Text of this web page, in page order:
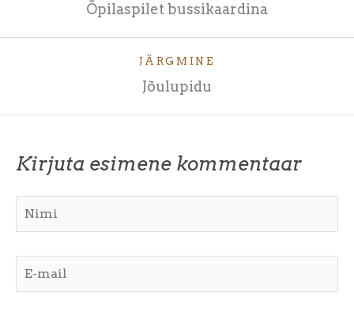
Õpilaspilet bussikaardina
JÄRGMINE
Jõulupidu
Kirjuta esimene kommentaar